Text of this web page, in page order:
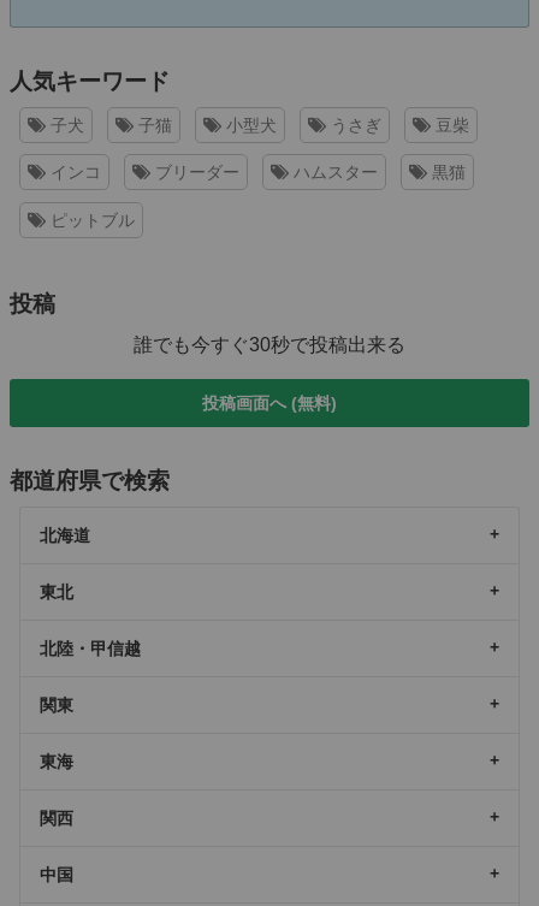
人気キーワード
子犬 子猫 小型犬 うさぎ 豆柴
インコ ブリーダー ハムスター 黒猫
ピットブル
投稿
誰でも今すぐ30秒で投稿出来る
投稿画面へ (無料)
都道府県で検索
北海道
東北
北陸・甲信越
関東
東海
関西
中国